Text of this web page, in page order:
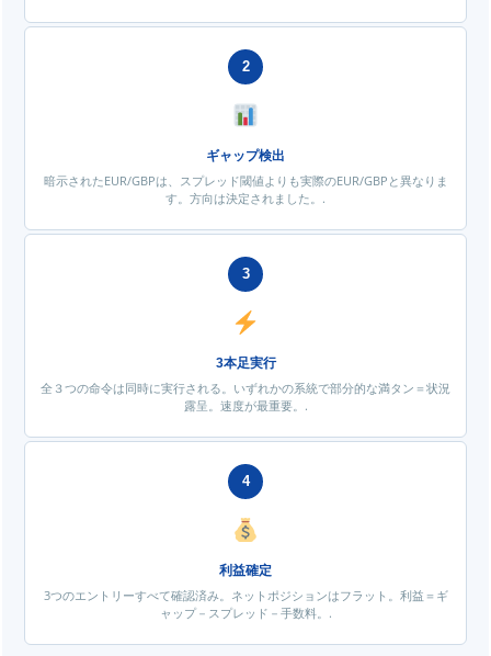
2
ギャップ検出
暗示されたEUR/GBPは、スプレッド閾値よりも実際のEUR/GBPと異なりま
す。方向は決定されました。.
3
3本足実行
全３つの命令は同時に実行される。いずれかの系統で部分的な満タン＝状況
露呈。速度が最重要。.
4
利益確定
3つのエントリーすべて確認済み。ネットポジションはフラット。利益＝ギ
ャップ－スプレッド－手数料。.